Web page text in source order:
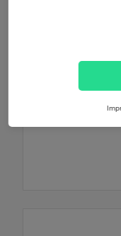
Der
Spamfilter,
schädliche
zur